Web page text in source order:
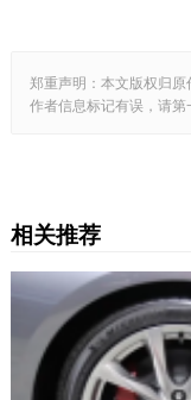
郑重声明：本文版权归
作者信息标记有误，请第
相关推荐